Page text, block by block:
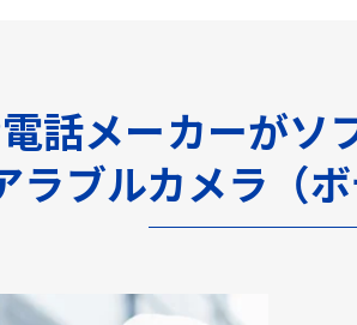
話メーカーがソ
ラブルカメラ（ボ